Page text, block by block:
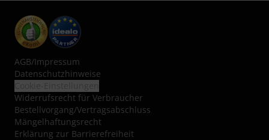
AGB/Impressum
Datenschutzhinweise
Widerrufsrecht für Verbraucher
Bestellvorgang/Vertragsabschluss
Mängelhaftungsrecht
Erklärung zur Barrierefreiheit